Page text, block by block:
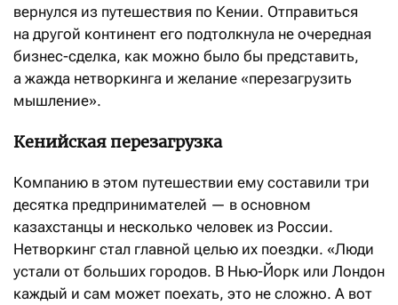
вернулся из путешествия по Кении. Отправиться
на другой континент его подтолкнула не очередная
бизнес-сделка, как можно было бы представить,
а жажда нетворкинга и желание «перезагрузить
мышление».
Кенийская перезагрузка
Компанию в этом путешествии ему составили три
десятка предпринимателей — в основном
казахстанцы и несколько человек из России.
Нетворкинг стал главной целью их поездки. «Люди
устали от больших городов. В Нью-Йорк или Лондон
каждый и сам может поехать, это не сложно. А вот